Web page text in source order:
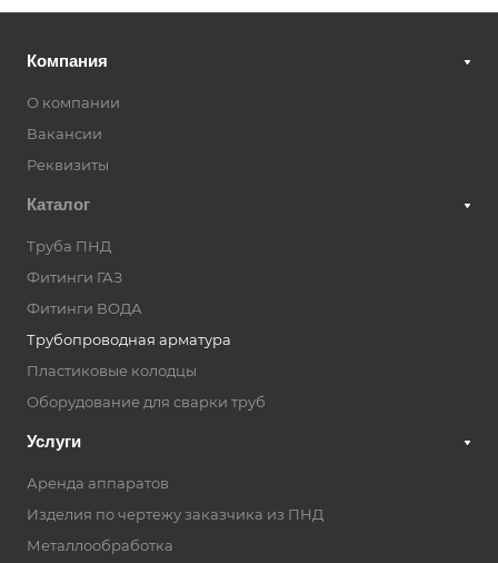
Компания
О компании
Вакансии
Реквизиты
Каталог
Труба ПНД
Фитинги ГАЗ
Фитинги ВОДА
Трубопроводная арматура
Пластиковые колодцы
Оборудование для сварки труб
Услуги
Аренда аппаратов
Изделия по чертежу заказчика из ПНД
Металлообработка